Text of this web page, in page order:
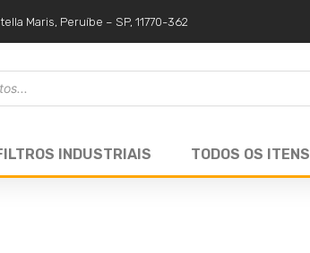
Maris, Peruíbe – SP, 11770-362
INDUSTRIAIS TODOS OS ITENS